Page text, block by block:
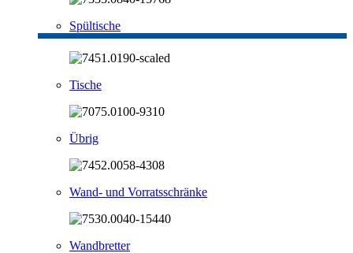
Spültische
Tische
Übrig
Wand- und Vorratsschränke
Wandbretter